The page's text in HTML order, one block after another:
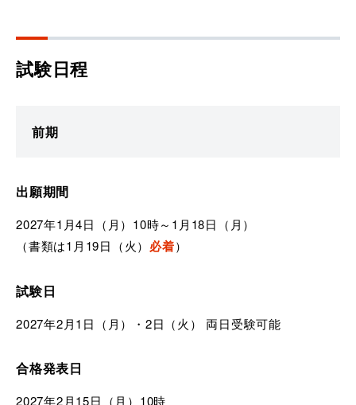
試験日程
前期
出願期間
2027年1月4日（月）10時～1月18日（月）
（書類は1月19日（火） 必着）
試験日
2027年2月1日（月）・2日（火） 両日受験可能
合格発表日
2027年2月15日（月）10時